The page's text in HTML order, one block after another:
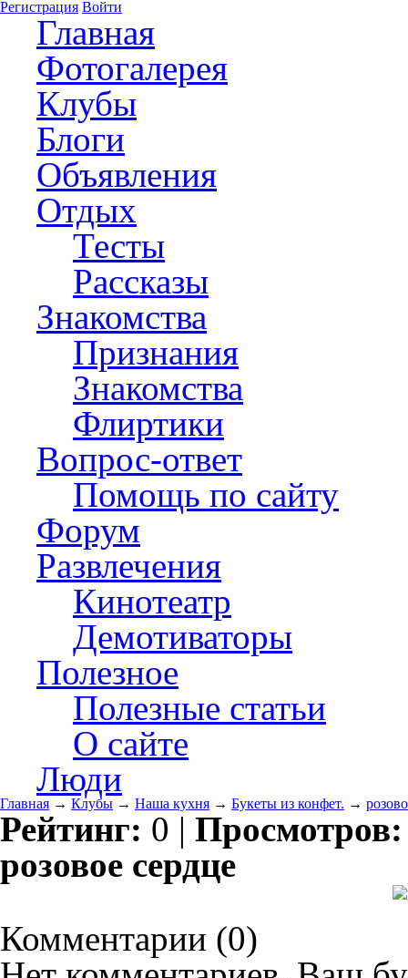
Регистрация Войти
Главная
Фотогалерея
Клубы
Блоги
Объявления
Отдых
Тесты
Рассказы
Знакомства
Признания
Знакомства
Флиртики
Вопрос-ответ
Помощь по сайту
Форум
Развлечения
Кинотеатр
Демотиваторы
Полезное
Полезные статьи
О сайте
Люди
Главная → Клубы → Наша кухня → Букеты из конфет. →
Рейтинг: 0 |
розовое сердце
Комментарии (0)